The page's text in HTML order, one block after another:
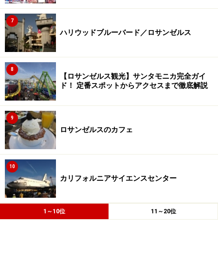
7
ハリウッドブルーバード／ロサンゼルス
8
【ロサンゼルス観光】サンタモニカ完全ガイ
ド！ 定番スポットからアクセスまで徹底解説
9
ロサンゼルスのカフェ
10
カリフォルニアサイエンスセンター
1～10位 11～20位